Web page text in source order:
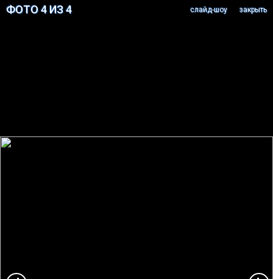
ФОТО 4 ИЗ 4 закрыть
cлайд-шоу